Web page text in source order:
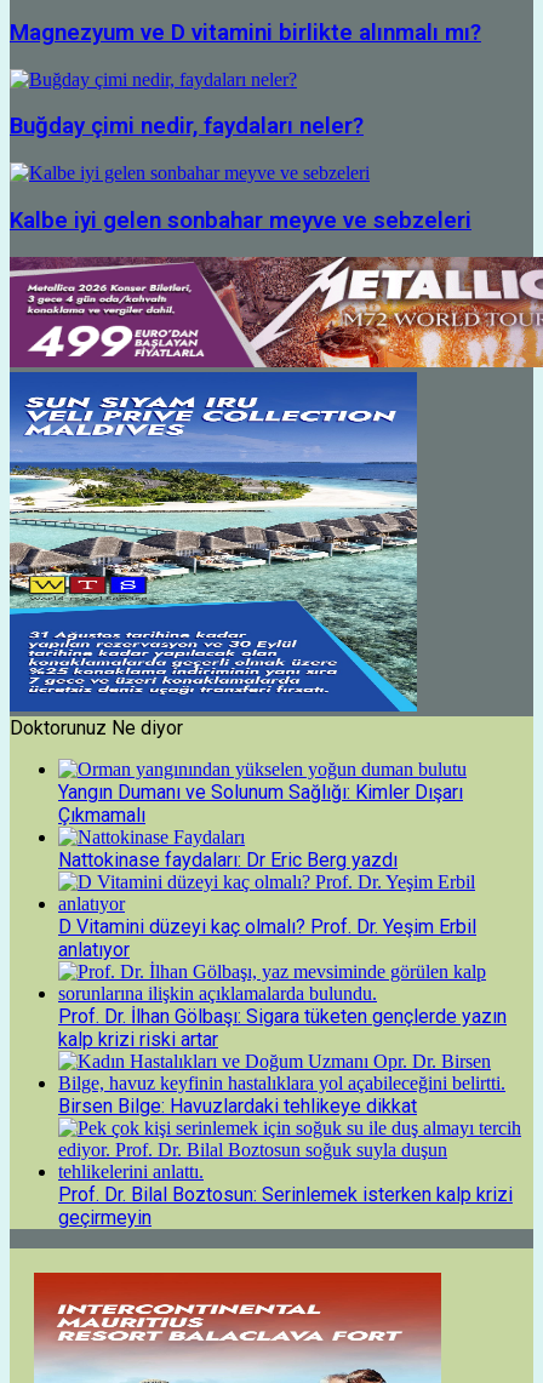
Magnezyum ve D vitamini birlikte alınmalı mı?
Buğday çimi nedir, faydaları neler?
Kalbe iyi gelen sonbahar meyve ve sebzeleri
Doktorunuz Ne diyor
Yangın Dumanı ve Solunum Sağlığı: Kimler Dışarı
Çıkmamalı
Nattokinase faydaları: Dr Eric Berg yazdı
D Vitamini düzeyi kaç olmalı? Prof. Dr. Yeşim Erbil
anlatıyor
Prof. Dr. İlhan Gölbaşı: Sigara tüketen gençlerde yazın
kalp krizi riski artar
Birsen Bilge: Havuzlardaki tehlikeye dikkat
Prof. Dr. Bilal Boztosun: Serinlemek isterken kalp krizi
geçirmeyin